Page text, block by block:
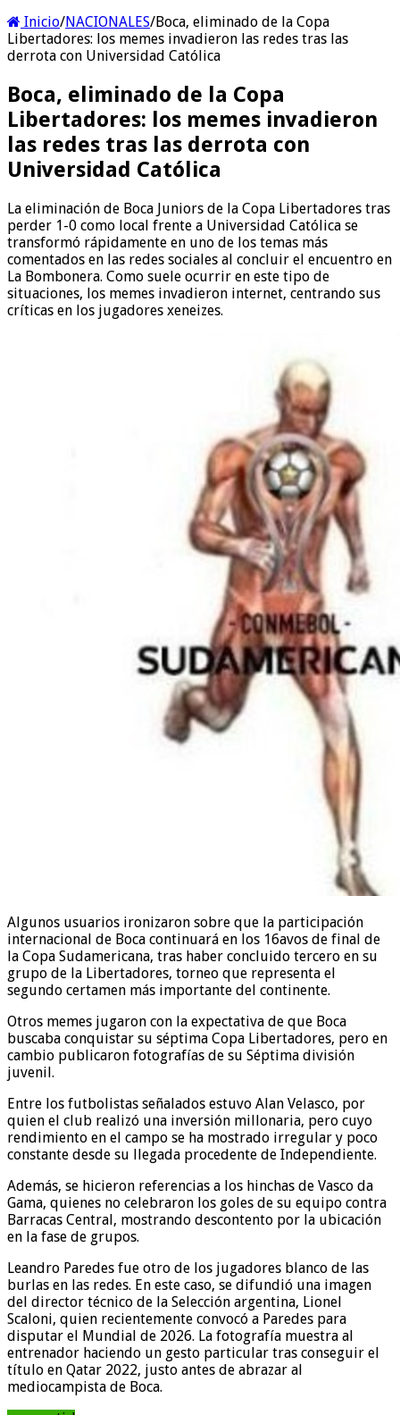
Inicio/NACIONALES/Boca, eliminado de la Copa
Libertadores: los memes invadieron las redes tras las
derrota con Universidad Católica
Boca, eliminado de la Copa
Libertadores: los memes invadieron
las redes tras las derrota con
Universidad Católica
La eliminación de Boca Juniors de la Copa Libertadores tras
perder 1-0 como local frente a Universidad Católica se
transformó rápidamente en uno de los temas más
comentados en las redes sociales al concluir el encuentro en
La Bombonera. Como suele ocurrir en este tipo de
situaciones, los memes invadieron internet, centrando sus
críticas en los jugadores xeneizes.
Algunos usuarios ironizaron sobre que la participación
internacional de Boca continuará en los 16avos de final de
la Copa Sudamericana, tras haber concluido tercero en su
grupo de la Libertadores, torneo que representa el
segundo certamen más importante del continente.
Otros memes jugaron con la expectativa de que Boca
buscaba conquistar su séptima Copa Libertadores, pero en
cambio publicaron fotografías de su Séptima división
juvenil.
Entre los futbolistas señalados estuvo Alan Velasco, por
quien el club realizó una inversión millonaria, pero cuyo
rendimiento en el campo se ha mostrado irregular y poco
constante desde su llegada procedente de Independiente.
Además, se hicieron referencias a los hinchas de Vasco da
Gama, quienes no celebraron los goles de su equipo contra
Barracas Central, mostrando descontento por la ubicación
en la fase de grupos.
Leandro Paredes fue otro de los jugadores blanco de las
burlas en las redes. En este caso, se difundió una imagen
del director técnico de la Selección argentina, Lionel
Scaloni, quien recientemente convocó a Paredes para
disputar el Mundial de 2026. La fotografía muestra al
entrenador haciendo un gesto particular tras conseguir el
título en Qatar 2022, justo antes de abrazar al
mediocampista de Boca.